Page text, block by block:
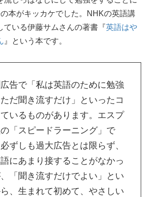
本がキッカケでした。NHKの英語講
ている伊藤サムさんの著書『英語はや
』という本です。
告で「私は英語のために勉強
だ聞き流すだけ」といったコ
いるものがあります。エスプ
「スピードラーニング」で
ずしも過大広告とは限らず、
にあまり接することがなかっ
「聞き流すだけでよい」とい
、生まれて初めて、やさしい